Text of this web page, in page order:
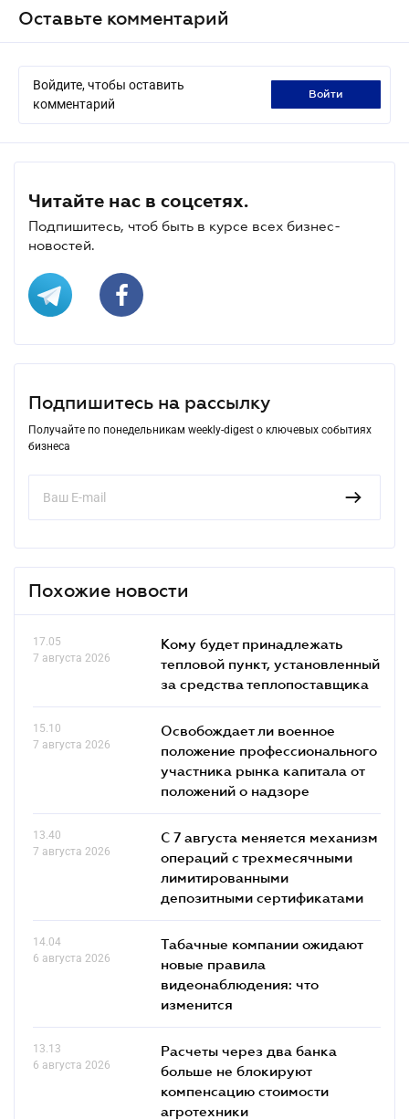
Оставьте комментарий
Войдите, чтобы оставить
комментарий
войти
Читайте нас в соцсетях.
Подпишитесь, чтоб быть в курсе всех бизнес-
новостей.
Подпишитесь на рассылку
Получайте по понедельникам weekly-digest о ключевых событиях
бизнеса
Похожие новости
17.05
7 августа 2026
Кому будет принадлежать
тепловой пункт, установленный
за средства теплопоставщика
15.10
7 августа 2026
Освобождает ли военное
положение профессионального
участника рынка капитала от
положений о надзоре
13.40
7 августа 2026
С 7 августа меняется механизм
операций с трехмесячными
лимитированными
депозитными сертификатами
14.04
6 августа 2026
Табачные компании ожидают
новые правила
видеонаблюдения: что
изменится
13.13
6 августа 2026
Расчеты через два банка
больше не блокируют
компенсацию стоимости
агротехники